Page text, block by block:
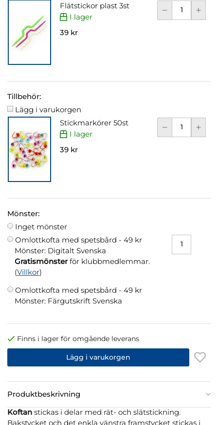
Flätstickor plast 3st
I lager
39 kr
Tillbehör:
Lägg i varukorgen
Stickmarkörer 50st
I lager
39 kr
Mönster:
Inget mönster
Omlottkofta med spetsbård - 49 kr
Mönster: Digitalt Svenska
Gratismönsterför klubbmedlemmar.
(Villkor)
Omlottkofta med spetsbård - 49 kr
Mönster: Färgutskrift Svenska
Finns i lager för omgående leverans
Lägg i varukorgen
Produktbeskrivning
Koftan stickas i delar med rät- och slätstickning.
Bakstycket och det enkla vänstra framstycket stickas i